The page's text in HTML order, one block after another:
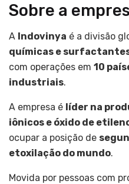
Sobre a
A Indovinya é a divisão
químicas e
com operações em 10
industriais.
A empresa é líder na
iônicos e óxido de
ocupar a posição de
etoxilação do mundo.
Movida por pessoas com